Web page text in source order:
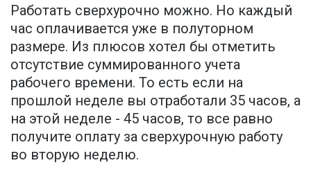
Работать сверхурочно можно. Но каждый
час оплачивается уже в полуторном
размере. Из плюсов хотел бы отметить
отсутствие суммированного учета
рабочего времени. То есть если на
прошлой неделе вы отработали 35 часов, а
на этой неделе - 45 часов, то все равно
получите оплату за сверхурочную работу
во вторую неделю.